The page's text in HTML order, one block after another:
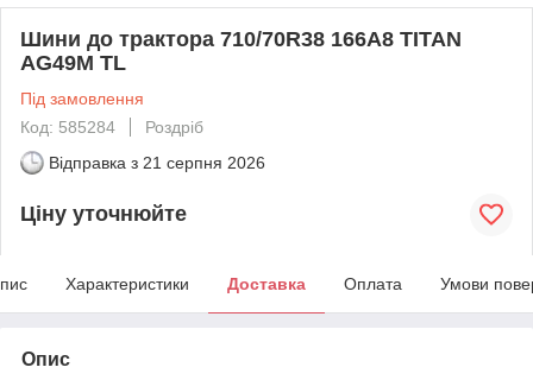
Шини до трактора 710/70R38 166A8 TITAN
AG49M TL
Під замовлення
Код: 585284
Роздріб
Відправка з 21 серпня 2026
Ціну уточнюйте
Характеристики Доставка Оплата Умови
Опис